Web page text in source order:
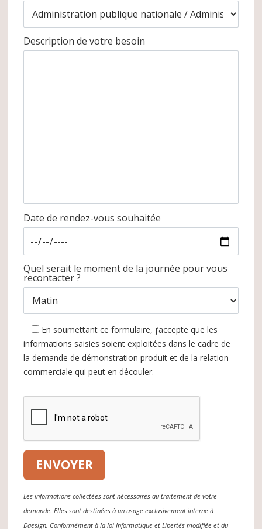
Description de votre besoin
Date de rendez-vous souhaitée
Quel serait le moment de la journée pour vous
recontacter ?
En soumettant ce formulaire, j’accepte que les
informations saisies soient exploitées dans le cadre de
la demande de démonstration produit et de la relation
commerciale qui peut en découler.
Les informations collectées sont nécessaires au traitement de votre
demande. Elles sont destinées à un usage exclusivement interne à
Daesign. Conformément à la loi Informatique et Libertés modifiée et du